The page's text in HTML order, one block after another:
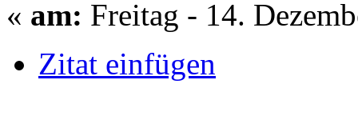
« am: Freitag - 14.
Zitat einfügen